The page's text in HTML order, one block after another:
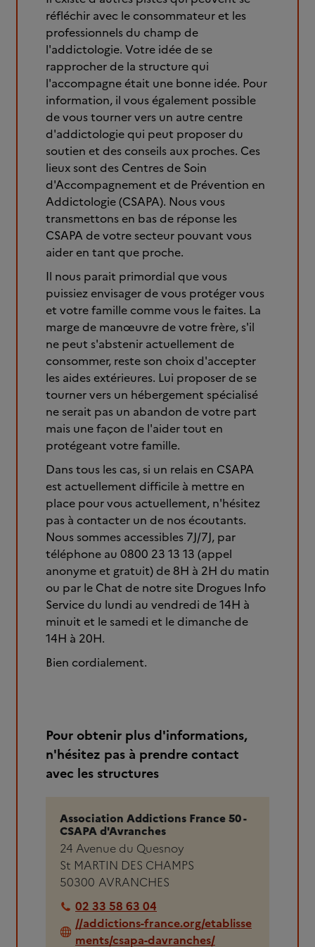
réfléchir avec le consommateur et les
professionnels du champ de
l'addictologie. Votre idée de se
rapprocher de la structure qui
l'accompagne était une bonne idée. Pour
information, il vous également possible
de vous tourner vers un autre centre
d'addictologie qui peut proposer du
soutien et des conseils aux proches. Ces
lieux sont des Centres de Soin
d'Accompagnement et de Prévention en
Addictologie (CSAPA). Nous vous
transmettons en bas de réponse les
CSAPA de votre secteur pouvant vous
aider en tant que proche.
Il nous parait primordial que vous
puissiez envisager de vous protéger vous
et votre famille comme vous le faites. La
marge de manœuvre de votre frère, s'il
ne peut s'abstenir actuellement de
consommer, reste son choix d'accepter
les aides extérieures. Lui proposer de se
tourner vers un hébergement spécialisé
ne serait pas un abandon de votre part
mais une façon de l'aider tout en
protégeant votre famille.
Dans tous les cas, si un relais en CSAPA
est actuellement difficile à mettre en
place pour vous actuellement, n'hésitez
pas à contacter un de nos écoutants.
Nous sommes accessibles 7J/7J, par
téléphone au 0800 23 13 13 (appel
anonyme et gratuit) de 8H à 2H du matin
ou par le Chat de notre site Drogues Info
Service du lundi au vendredi de 14H à
minuit et le samedi et le dimanche de
14H à 20H.
Bien cordialement.
Pour obtenir plus d'informations,
n'hésitez pas à prendre contact
avec les structures
Association Addictions France 50 -
CSAPA d'Avranches
24 Avenue du Quesnoy
St MARTIN DES CHAMPS
50300 AVRANCHES
02 33 58 63 04
//addictions-france.org/etablisse
ments/csapa-davranches/